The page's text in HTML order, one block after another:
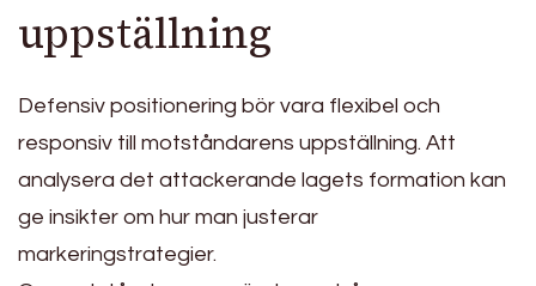
uppställning
Defensiv positionering bör vara flexibel och
responsiv till motståndarens uppställning. Att
analysera det attackerande lagets formation kan
ge insikter om hur man justerar
markeringstrategier.